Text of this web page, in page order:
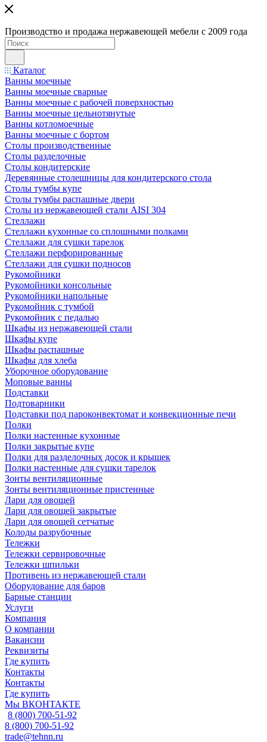
Производство и продажа нержавеющей мебели с 2009 года
Каталог
Ванны моечные
Ванны моечные сварные
Ванны моечные с рабочей поверхностью
Ванны моечные цельнотянутые
Ванны котломоечные
Ванны моечные с бортом
Столы производственные
Столы разделочные
Столы кондитерские
Деревянные столешницы для кондитерского стола
Столы тумбы купе
Столы тумбы распашные двери
Столы из нержавеющей стали AISI 304
Стеллажи
Стеллажи кухонные со сплошными полками
Стеллажи для сушки тарелок
Стеллажи перфорированные
Стеллажи для сушки подносов
Рукомойники
Рукомойники консольные
Рукомойники напольные
Рукомойник с тумбой
Рукомойник с педалью
Шкафы из нержавеющей стали
Шкафы купе
Шкафы распашные
Шкафы для хлеба
Уборочное оборудование
Моповые ванны
Подставки
Подтоварники
Подставки под пароконвектомат и конвекционные печи
Полки
Полки настенные кухонные
Полки закрытые купе
Полки для разделочных досок и крышек
Полки настенные для сушки тарелок
Зонты вентиляционные
Зонты вентиляционные пристенные
Лари для овощей
Лари для овощей закрытые
Лари для овощей сетчатые
Колоды разрубочные
Тележки
Тележки сервировочные
Тележки шпильки
Противень из нержавеющей стали
Оборудование для баров
Барные станции
Услуги
Компания
О компании
Вакансии
Реквизиты
Где купить
Контакты
Контакты
Где купить
Мы ВКОНТАКТЕ
8 (800) 700-51-92
8 (800) 700-51-92
trade@tehnn.ru